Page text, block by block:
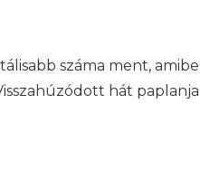
száma ment,
hát